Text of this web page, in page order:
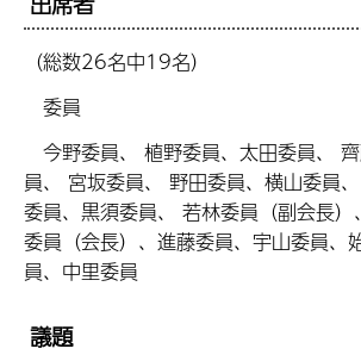
（総数26名中19名）
委員
今野委員、 植野委員、太田委員、
員、 宮坂委員、 野田委員、横山委員
委員、黒須委員、 若林委員（副会長
委員（会長）、進藤委員、宇山委員、
員、中里委員
議題